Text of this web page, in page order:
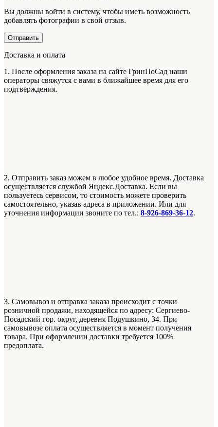
Вы должны войти в систему, чтобы иметь возможность
добавлять фотографии в свой отзыв.
Доставка и оплата
1. После оформления заказа на сайте ГринПоСад наши
операторы свяжутся с вами в ближайшее время для его
подтверждения.
2. Отправить заказ можем в любое удобное время. Доставка
осуществляется службой Яндекс.Доставка. Если вы
пользуетесь сервисом, то стоимость можете проверить
самостоятельно, указав адреса в приложении. Или для
уточнения информации звоните по тел.: 8-926-869-36-12.
3. Самовывоз и отправка заказа происходит с точки
розничной продажи, находящейся по адресу: Сергиево-
Посадский гор. округ, деревня Подушкино, 34. При
самовывозе оплата осуществляется в момент получения
товара. При оформлении доставки требуется 100%
предоплата.